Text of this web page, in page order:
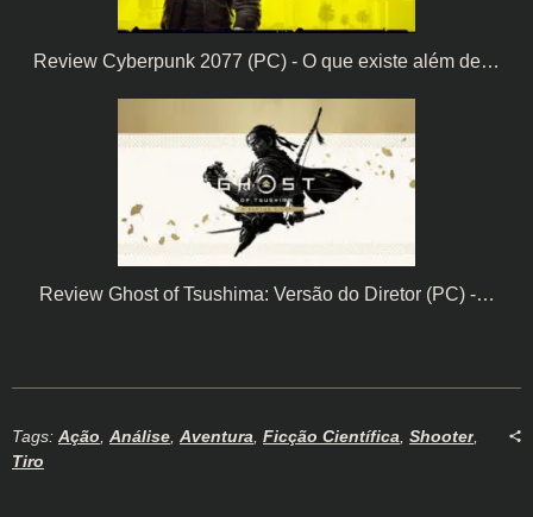
Review Cyberpunk 2077 (PC) - O que existe além de…
Review Ghost of Tsushima: Versão do Diretor (PC) -…
Tags: Ação, Análise, Aventura, Ficção Científica, Shooter,
Tiro